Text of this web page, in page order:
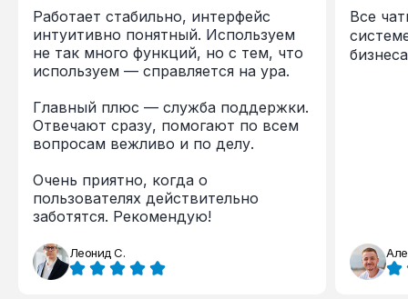
Работает стабильно, интерфейс
интуитивно понятный. Используем
не так много функций, но с тем, что
используем — справляется на ура.
Главный плюс — служба поддержки.
Отвечают сразу, помогают по всем
вопросам вежливо и по делу.
Очень приятно, когда о
пользователях действительно
заботятся. Рекомендую!
Леонид С.
Все